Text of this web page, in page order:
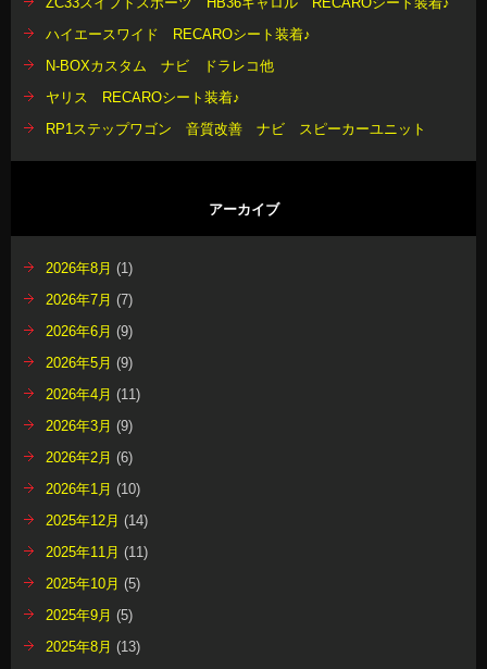
ハイエースワイド RECAROシート装着♪
N-BOXカスタム ナビ ドラレコ他
ヤリス RECAROシート装着♪
RP1ステップワゴン 音質改善 ナビ スピーカーユニット
アーカイブ
2026年8月 (1)
2026年7月 (7)
2026年6月 (9)
2026年5月 (9)
2026年4月 (11)
2026年3月 (9)
2026年2月 (6)
2026年1月 (10)
2025年12月 (14)
2025年11月 (11)
2025年10月 (5)
2025年9月 (5)
2025年8月 (13)